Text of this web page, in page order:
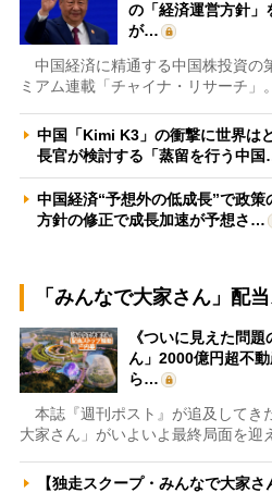
の「経済運営方針
が…
中国経済に精通する中国株投資の
ミアム連載「チャイナ・リサーチ」
中国「Kimi K3」の衝撃に世界
長官が検討する「蒸留を行う中
中国経済“予想外の低成長”で政
方針の修正で成長加速が予想さ…
「みんなで大家さん」配
《ついに見えた問
ん」2000億円超不
ら…
本誌『週刊ポスト』が追及してき
大家さん」がいよいよ最終局面を迎
【独走スクープ・みんなで大家